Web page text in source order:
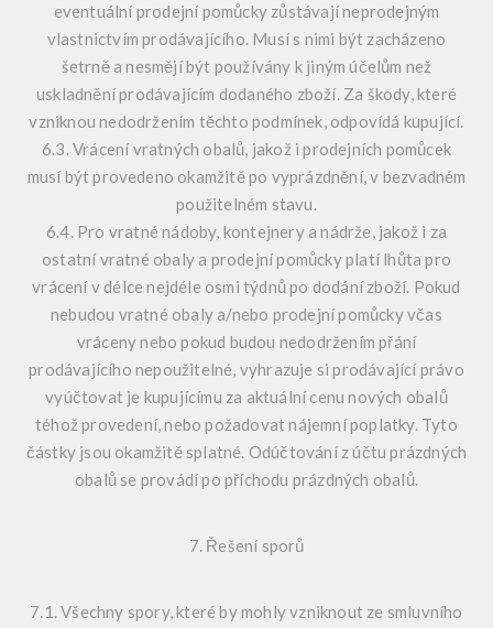
eventuální prodejní pomůcky zůstávají neprodejným
vlastnictvím prodávajícího. Musí s nimi být zacházeno
šetrně a nesmějí být používány k jiným účelům než
uskladnění prodávajícím dodaného zboží. Za škody, které
vzniknou nedodržením těchto podmínek, odpovídá kupující.
6.3. Vrácení vratných obalů, jakož i prodejních pomůcek
musí být provedeno okamžitě po vyprázdnění, v bezvadném
použitelném stavu.
6.4. Pro vratné nádoby, kontejnery a nádrže, jakož i za
ostatní vratné obaly a prodejní pomůcky platí lhůta pro
vrácení v délce nejdéle osmi týdnů po dodání zboží. Pokud
nebudou vratné obaly a/nebo prodejní pomůcky včas
vráceny nebo pokud budou nedodržením přání
prodávajícího nepoužitelné, vyhrazuje si prodávající právo
vyúčtovat je kupujícímu za aktuální cenu nových obalů
téhož provedení, nebo požadovat nájemní poplatky. Tyto
částky jsou okamžitě splatné. Odúčtování z účtu prázdných
obalů se provádí po příchodu prázdných obalů.
7. Řešení sporů
7.1. Všechny spory, které by mohly vzniknout ze smluvního